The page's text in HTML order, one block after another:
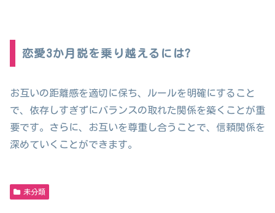
恋愛3か月説を乗り越えるには?
お互いの距離感を適切に保ち、ルールを明確にすること
で、依存しすぎずにバランスの取れた関係を築くことが重
要です。さらに、お互いを尊重し合うことで、信頼関係を
深めていくことができます。
未分類